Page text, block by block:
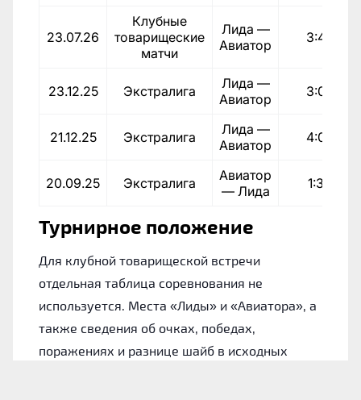
23.07.26
Клубные
товарищеские
матчи
Лида —
Авиатор
3:4
23.12.25 Экстралига
Лида —
Авиатор
3:0
21.12.25 Экстралига
Лида —
Авиатор
4:0
20.09.25 Экстралига
Авиатор
— Лида
1:3
Турнирное положение
Для клубной товарищеской встречи
отдельная таблица соревнования не
используется. Места «Лиды» и «Авиатора», а
также сведения об очках, победах,
поражениях и разнице шайб в исходных